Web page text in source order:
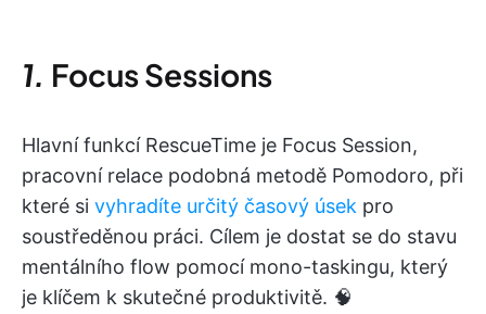
1. Focus Sessions
Hlavní funkcí RescueTime je Focus Session,
pracovní relace podobná metodě Pomodoro, při
které si vyhradíte určitý časový úsek pro
soustředěnou práci. Cílem je dostat se do stavu
mentálního flow pomocí mono-taskingu, který
je klíčem k skutečné produktivitě. 🧠